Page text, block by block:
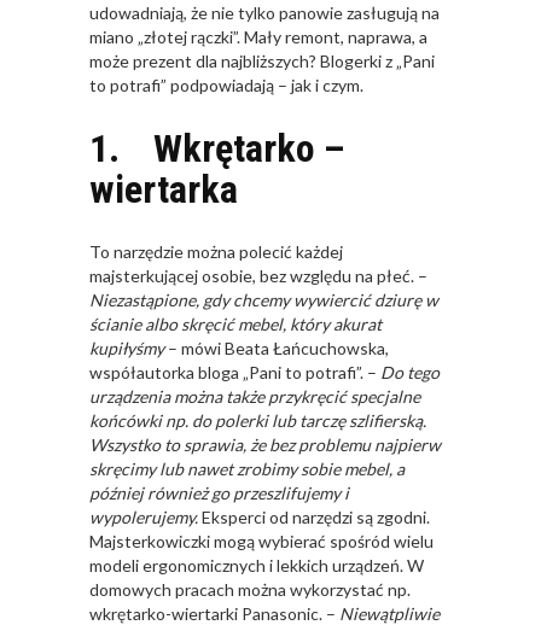
udowadniają, że nie tylko panowie zasługują na
miano „złotej rączki”. Mały remont, naprawa, a
może prezent dla najbliższych? Blogerki z „Pani
to potrafi” podpowiadają – jak i czym.
1. Wkrętarko –
wiertarka
To narzędzie można polecić każdej
majsterkującej osobie, bez względu na płeć. –
Niezastąpione, gdy chcemy wywiercić dziurę w
ścianie albo skręcić mebel, który akurat
kupiłyśmy– mówi Beata Łańcuchowska,
współautorka bloga „Pani to potrafi”. – Do tego
urządzenia można także przykręcić specjalne
końcówki np. do polerki lub tarczę szlifierską.
Wszystko to sprawia, że bez problemu najpierw
skręcimy lub nawet zrobimy sobie mebel, a
później również go przeszlifujemy i
wypolerujemy.Eksperci od narzędzi są zgodni.
Majsterkowiczki mogą wybierać spośród wielu
modeli ergonomicznych i lekkich urządzeń. W
domowych pracach można wykorzystać np.
wkrętarko-wiertarki Panasonic. – Niewątpliwie